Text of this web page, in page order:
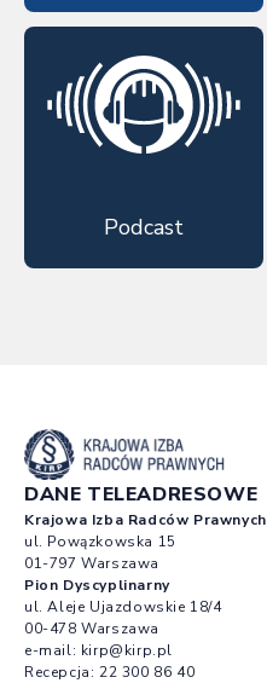
Podcast
DANE TELEADRESOWE
Krajowa Izba Radców Prawnych
ul. Powązkowska 15
01-797 Warszawa
Pion Dyscyplinarny
ul. Aleje Ujazdowskie 18/4
00-478 Warszawa
e-mail: kirp@kirp.pl
Recepcja: 22 300 86 40